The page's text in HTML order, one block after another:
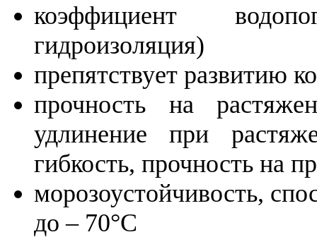
коэффициент
гидроизоляция)
препятствует развитию
прочность на
удлинение при
гибкость, прочность на
морозоустойчивость,
до – 70°С